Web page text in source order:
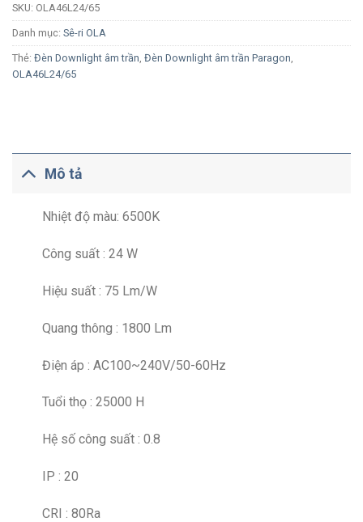
SKU: OLA46L24/65
Danh mục: Sê-ri OLA
Thẻ: Đèn Downlight âm trần Đèn Downlight âm trần Paragon
OLA46L24/65
Mô tả
Nhiệt độ màu: 6500K
Công suất : 24 W
Hiệu suất : 75 Lm/W
Quang thông : 1800 Lm
Điện áp : AC100~240V/50-60Hz
Tuổi thọ : 25000 H
Hệ số công suất : 0.8
IP : 20
CRI : 80Ra